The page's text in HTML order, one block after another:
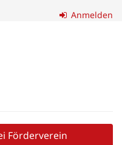
Anmelden
Förderverein